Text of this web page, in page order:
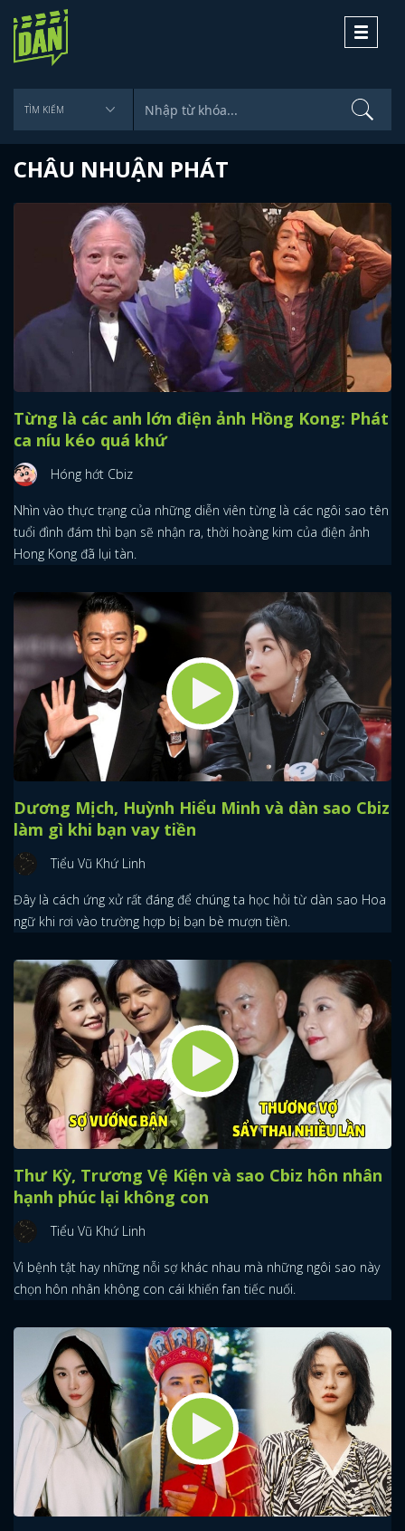
Toggle
CHÂU NHUẬN PHÁT
Từng là các anh lớn điện ảnh Hồng Kong: Phát
ca níu kéo quá khứ
Hóng hớt Cbiz
Nhìn vào thực trạng của những diễn viên từng là các ngôi sao tên
tuổi đình đám thì bạn sẽ nhận ra, thời hoàng kim của điện ảnh
Hong Kong đã lụi tàn.
Dương Mịch, Huỳnh Hiểu Minh và dàn sao Cbiz
làm gì khi bạn vay tiền
Tiểu Vũ Khứ Linh
Đây là cách ứng xử rất đáng để chúng ta học hỏi từ dàn sao Hoa
ngữ khi rơi vào trường hợp bị bạn bè mượn tiền.
Thư Kỳ, Trương Vệ Kiện và sao Cbiz hôn nhân
hạnh phúc lại không con
Tiểu Vũ Khứ Linh
Vì bệnh tật hay những nỗi sợ khác nhau mà những ngôi sao này
chọn hôn nhân không con cái khiến fan tiếc nuối.